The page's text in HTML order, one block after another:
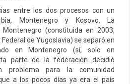
entre los dos procesos con un
Montenegro y Kosovo. La
(constituida en 2003,
de Yugoslavia) se separó en
en Montenegro (sí, solo en
parte de la federación decidió
problema para la comunidad
a los pocos días ya era el país